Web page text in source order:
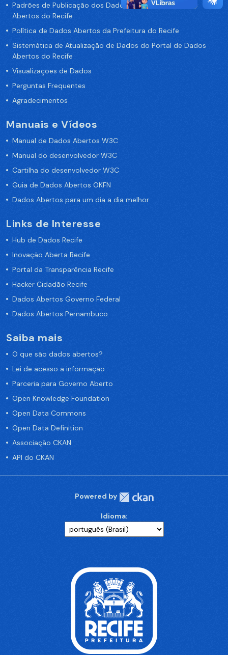
Padrões de Publicação dos Dados no Portal de Dados
Abertos do Recife
Política de Dados Abertos da Prefeitura do Recife
Sistemática de Atualização de Dados do Portal de Dados
Abertos do Recife
Visualizações de Dados
Perguntas Frequentes
Agradecimentos
Manuais e Vídeos
Manual de Dados Abertos W3C
Manual do desenvolvedor W3C
Cartilha do desenvolvedor W3C
Guia de Dados Abertos OKFN
Dados Abertos para um dia a dia melhor
Links de Interesse
Hub de Dados Recife
Inovação Aberta Recife
Portal da Transparência Recife
Hacker Cidadão Recife
Dados Abertos Governo Federal
Dados Abertos Pernambuco
Saiba mais
O que são dados abertos?
Lei de acesso a informação
Parceria para Governo Aberto
Open Knowledge Foundation
Open Data Commons
Open Data Definition
Associação CKAN
API do CKAN
Powered by
Idioma